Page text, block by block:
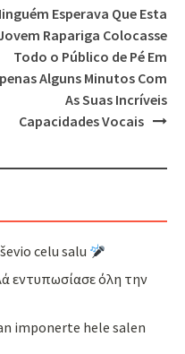
Esperava Que Esta
Rapariga Colocasse
Todo o Público de Pé Em
Alguns Minutos Com
As Suas Incríveis
Capacidades Vocais
celu salu
εντυπωσίασε όλη την
imponerte hele salen